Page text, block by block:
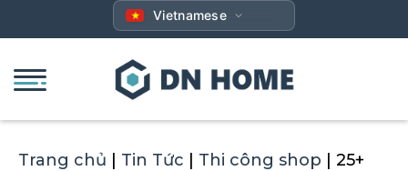
qua
dung
Vietnamese
Trang chủ Tin Tức Thi công shop
25+